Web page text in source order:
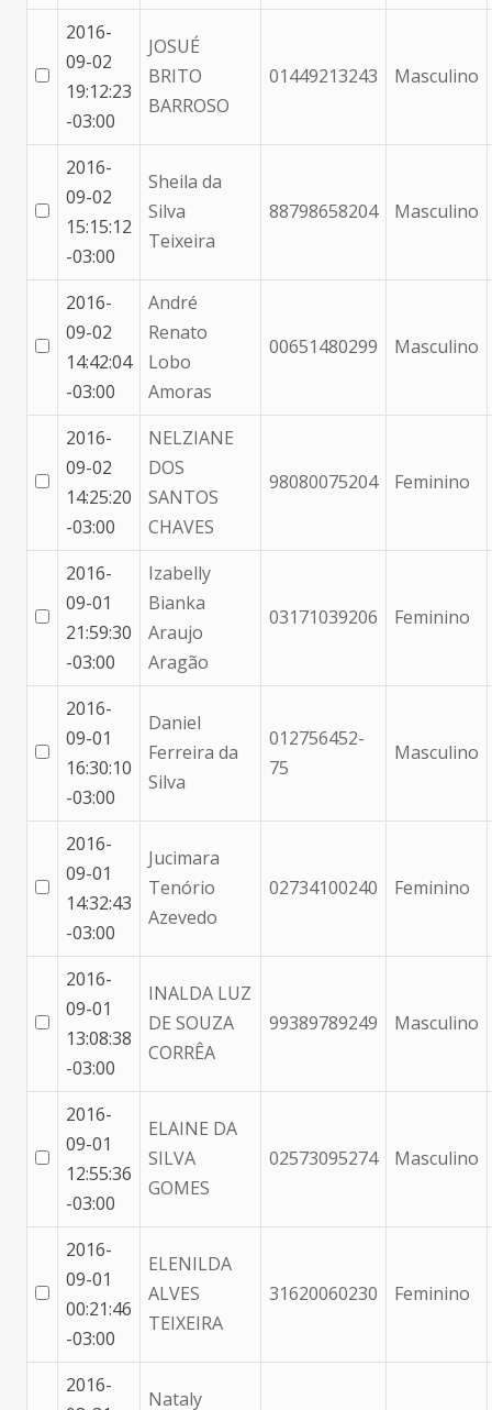
2016-
09-02
19:12:23
-03:00
JOSUÉ
BRITO
BARROSO
01449213243 Masculino
2016-
09-02
15:15:12
-03:00
Sheila da
Silva
Teixeira
88798658204 Masculino
2016-
09-02
14:42:04
-03:00
André
Renato
Lobo
Amoras
00651480299 Masculino
2016-
09-02
14:25:20
-03:00
NELZIANE
DOS
SANTOS
CHAVES
98080075204 Feminino
2016-
09-01
21:59:30
-03:00
Izabelly
Bianka
Araujo
Aragão
03171039206 Feminino
2016-
09-01
16:30:10
-03:00
Daniel
Ferreira da
Silva
012756452-
75
Masculino
2016-
09-01
14:32:43
-03:00
Jucimara
Tenório
Azevedo
02734100240 Feminino
2016-
09-01
13:08:38
-03:00
INALDA LUZ
DE SOUZA
CORRÊA
99389789249 Masculino
2016-
09-01
12:55:36
-03:00
ELAINE DA
SILVA
GOMES
02573095274 Masculino
2016-
09-01
00:21:46
-03:00
ELENILDA
ALVES
TEIXEIRA
31620060230 Feminino
2016-
Nataly